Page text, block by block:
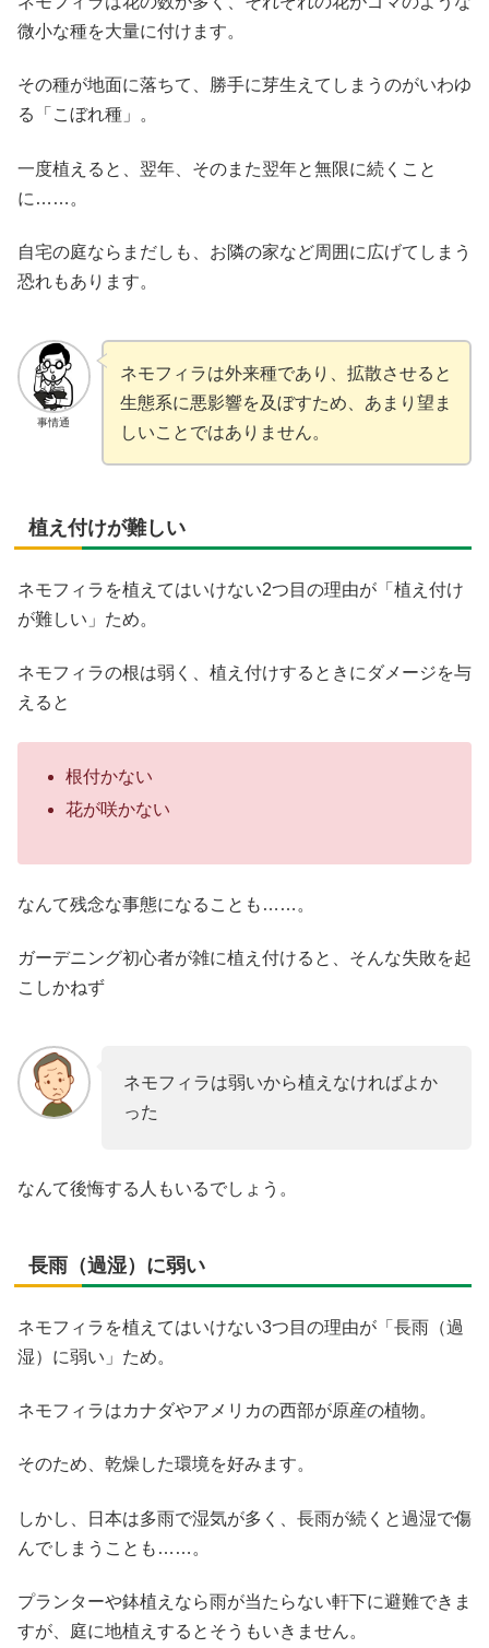
微小な種を大量に付けます。
その種が地面に落ちて、勝手に芽生えてしまうのがいわゆ
る「こぼれ種」。
一度植えると、翌年、そのまた翌年と無限に続くこと
に……。
自宅の庭ならまだしも、お隣の家など周囲に広げてしまう
恐れもあります。
事情通
ネモフィラは外来種であり、拡散させると
生態系に悪影響を及ぼすため、あまり望ま
しいことではありません。
植え付けが難しい
ネモフィラを植えてはいけない2つ目の理由が「植え付け
が難しい」ため。
ネモフィラの根は弱く、植え付けするときにダメージを与
えると
根付かない
花が咲かない
なんて残念な事態になることも……。
ガーデニング初心者が雑に植え付けると、そんな失敗を起
こしかねず
ネモフィラは弱いから植えなければよか
った
なんて後悔する人もいるでしょう。
長雨（過湿）に弱い
ネモフィラを植えてはいけない3つ目の理由が「長雨（過
湿）に弱い」ため。
ネモフィラはカナダやアメリカの西部が原産の植物。
そのため、乾燥した環境を好みます。
しかし、日本は多雨で湿気が多く、長雨が続くと過湿で傷
んでしまうことも……。
プランターや鉢植えなら雨が当たらない軒下に避難できま
すが、庭に地植えするとそうもいきません。